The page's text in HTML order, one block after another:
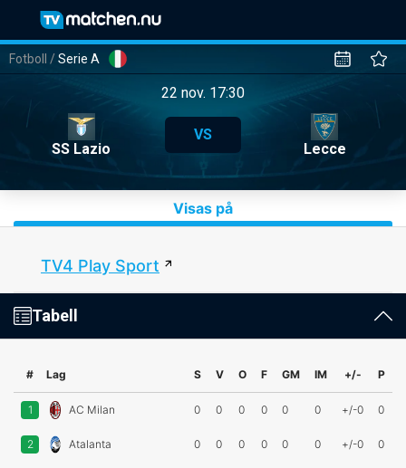
Fotboll /Serie A
22 nov. 17:30
SS Lazio
VS
Lecce
Visas på
TV4 Play Sport
Tabell
# Lag S V O F GM IM +/- P
1 AC Milan 0 0 0 0 0 0 +/-0 0
2 Atalanta 0 0 0 0 0 0 +/-0 0